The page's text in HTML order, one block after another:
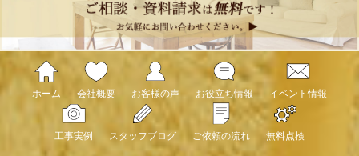
ホーム 会社概要 お客様の声 お役立ち情報 イベント情報
工事実例 スタッフブログ ご依頼の流れ 無料点検